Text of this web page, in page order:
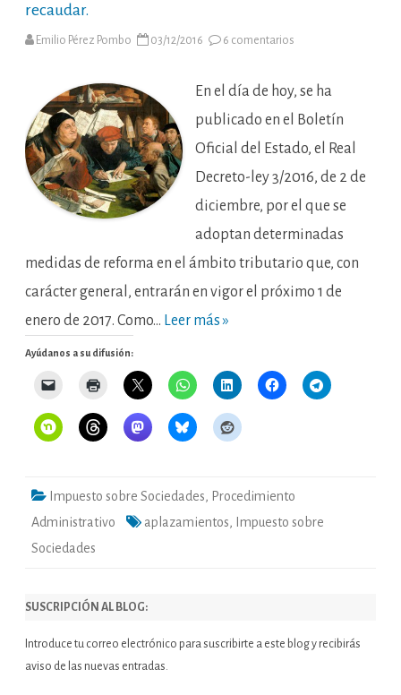
recaudar.
Emilio Pérez Pombo 03/12/2016 6 comentarios
Decreto-
ley
3/2016
de
medidas
tributarias
recaudar,
y,
de
paso,
recaudar.
En el día de hoy, se ha
publicado en el Boletín
Oficial del Estado, el Real
Decreto-ley 3/2016, de 2 de
diciembre, por el que se
adoptan determinadas
medidas de reforma en el ámbito tributario que, con
carácter general, entrarán en vigor el próximo 1 de
enero de 2017. Como… Leer más »
Ayúdanos a su difusión:
Impuesto sobre Sociedades, Procedimiento
Administrativo
aplazamientos, Impuesto sobre
Sociedades
SUSCRIPCIÓN AL BLOG:
Introduce tu correo electrónico para suscribirte a este blog y recibirás
aviso de las nuevas entradas.